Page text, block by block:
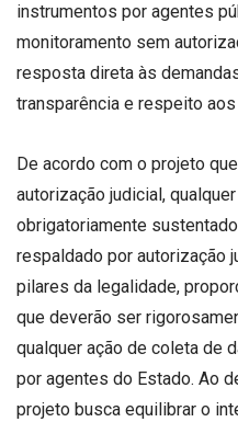
instrumentos por agentes
monitoramento sem
resposta direta às
transparência e respeito
De acordo com o projeto
autorização judicial,
obrigatoriamente
respaldado por autorização
pilares da legalidade,
que deverão ser
qualquer ação de coleta de
por agentes do Estado. Ao
projeto busca equilibrar o